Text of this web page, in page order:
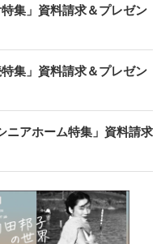
集」資料請求＆プレゼン
集」資料請求＆プレゼン
ニアホーム特集」資料請求